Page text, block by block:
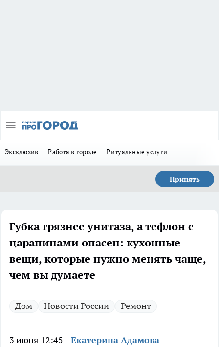
Эксклюзив Работа в городе Ритуальные услуги
Принять
Губка грязнее унитаза, а тефлон с
царапинами опасен: кухонные
вещи, которые нужно менять чаще,
чем вы думаете
Дом Новости России Ремонт
3 июня 12:45 Екатерина Адамова